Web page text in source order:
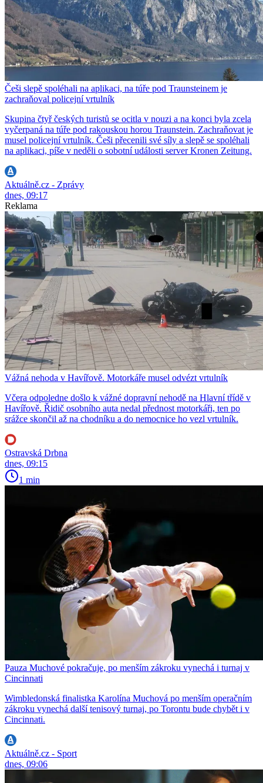
Češi slepě spoléhali na aplikaci, na túře pod Traunsteinem je
zachraňoval policejní vrtulník
Skupina čtyř českých turistů se ocitla v nouzi a na konci byla zcela
vyčerpaná na túře pod rakouskou horou Traunstein. Zachraňovat je
musel policejní vrtulník. Češi přecenili své síly a slepě se spoléhali
na aplikaci, píše v neděli o sobotní události server Kronen Zeitung.
Aktuálně.cz - Zprávy
dnes, 09:17
Reklama
Vážná nehoda v Havířově. Motorkáře musel odvézt vrtulník
Včera odpoledne došlo k vážné dopravní nehodě na Hlavní třídě v
Havířově. Řidič osobního auta nedal přednost motorkáři, ten po
srážce skončil až na chodníku a do nemocnice ho vezl vrtulník.
Ostravská Drbna
dnes, 09:15
1 min
Pauza Muchové pokračuje, po menším zákroku vynechá i turnaj v
Cincinnati
Wimbledonská finalistka Karolína Muchová po menším operačním
zákroku vynechá další tenisový turnaj, po Torontu bude chybět i v
Cincinnati.
Aktuálně.cz - Sport
dnes, 09:06